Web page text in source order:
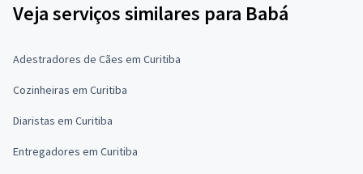
Veja serviços similares para Babá
Adestradores de Cães em Curitiba
Cozinheiras em Curitiba
Diaristas em Curitiba
Entregadores em Curitiba